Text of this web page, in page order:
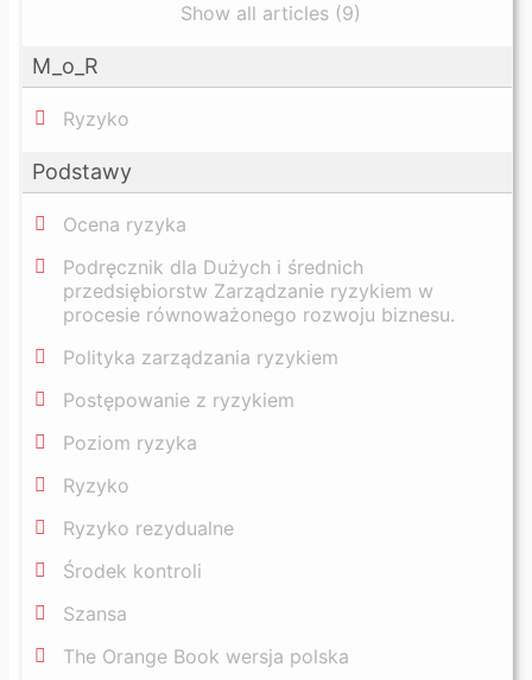
Show all articles (9)
M_o_R
Ryzyko
Podstawy
Ocena ryzyka
Podręcznik dla Dużych i średnich
przedsiębiorstw Zarządzanie ryzykiem w
procesie równoważonego rozwoju biznesu.
Polityka zarządzania ryzykiem
Postępowanie z ryzykiem
Poziom ryzyka
Ryzyko
Ryzyko rezydualne
Środek kontroli
Szansa
The Orange Book wersja polska